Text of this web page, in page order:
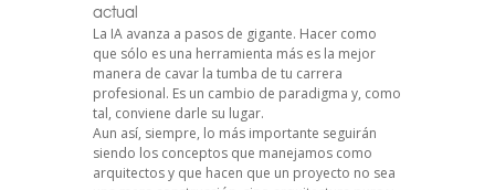
actual
La IA avanza a pasos de gigante. Hacer como
que sólo es una herramienta más es la mejor
manera de cavar la tumba de tu carrera
profesional. Es un cambio de paradigma y, como
tal, conviene darle su lugar.
Aun así, siempre, lo más importante seguirán
siendo los conceptos que manejamos como
arquitectos y que hacen que un proyecto no sea